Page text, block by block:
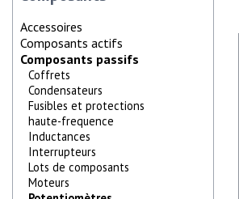
Accessoires
Composants actifs
Composants passifs
Coffrets
Condensateurs
Fusibles et protections
haute-frequence
Inductances
Interrupteurs
Lots de composants
Moteurs